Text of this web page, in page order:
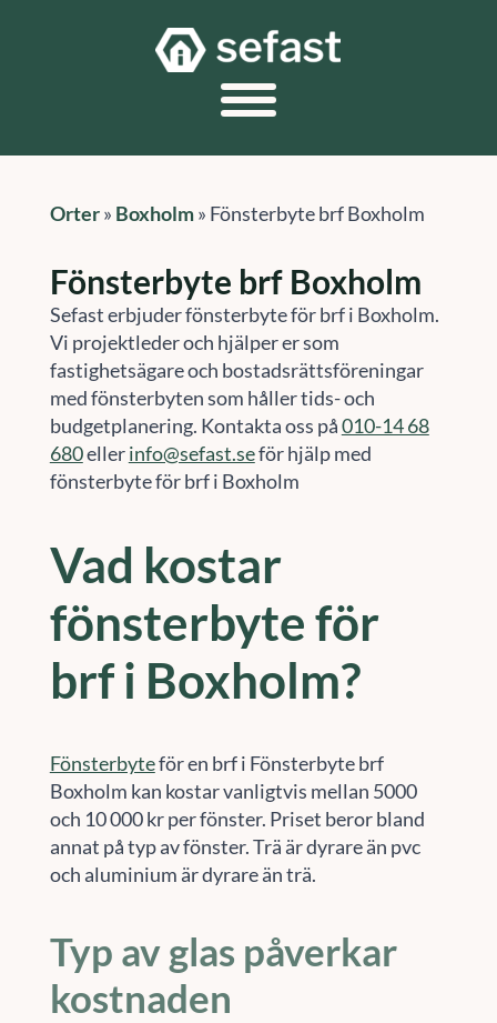
Orter» Boxholm» Fönsterbyte brf Boxholm
Fönsterbyte brf Boxholm
Sefast erbjuder fönsterbyte för brf i Boxholm.
Vi projektleder och hjälper er som
fastighetsägare och bostadsrättsföreningar
med fönsterbyten som håller tids- och
budgetplanering. Kontakta oss på010-14 68
680ellerinfo@sefast.seför hjälp med
fönsterbyte för brf i Boxholm
Vad kostar
fönsterbyte för
brf i Boxholm?
Fönsterbyteför en brf i Fönsterbyte brf
Boxholm kan kostar vanligtvis mellan 5000
och 10 000 kr per fönster. Priset beror bland
annat på typ av fönster. Trä är dyrare än pvc
och aluminium är dyrare än trä.
Typ av glas påverkar
kostnaden